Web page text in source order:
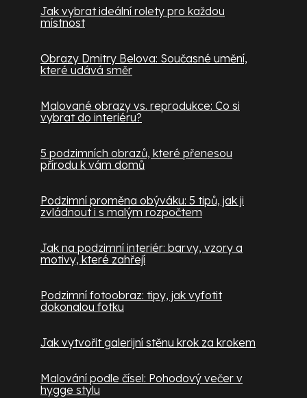
Jak vybrat ideální rolety pro každou
místnost
Obrazy Dmitry Belova: Současné umění,
které udává směr
Malované obrazy vs. reprodukce: Co si
vybrat do interiéru?
5 podzimních obrazů, které přenesou
přírodu k vám domů
Podzimní proměna obýváku: 5 tipů, jak ji
zvládnout i s malým rozpočtem
Jak na podzimní interiér: barvy, vzory a
motivy, které zahřejí
Podzimní fotoobraz: tipy, jak vyfotit
dokonalou fotku
Jak vytvořit galerijní stěnu krok za krokem
Malování podle čísel: Pohodový večer v
hygge stylu